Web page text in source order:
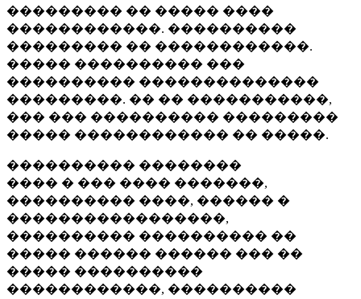
��������� �� ����� ����
������������. ����������
��������� �� ������������.
����� ���������� ���
���������� ��������������
���������. �� �� �����������,
��� ��� ���������� ���������
����� ������������ �� �����.
���������� ��������
���� � ��� ���� �������,
���������� ����, ������ �
�����������������,
���������� ���������� ��
����� ������ ������ ��� ��
����� ����������
������������, ����������